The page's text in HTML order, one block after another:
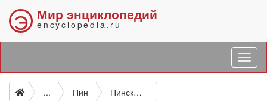
Э Мир энциклопедий
encyclopedia.ru
... Пин Пинский Леонид Ефимович